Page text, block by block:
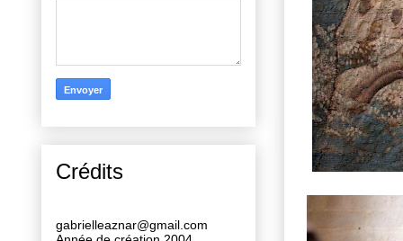
Crédits
gabrielleaznar@gmail.com